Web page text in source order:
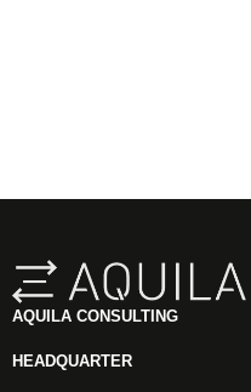
AQUILA CONSULTING
HEADQUARTER